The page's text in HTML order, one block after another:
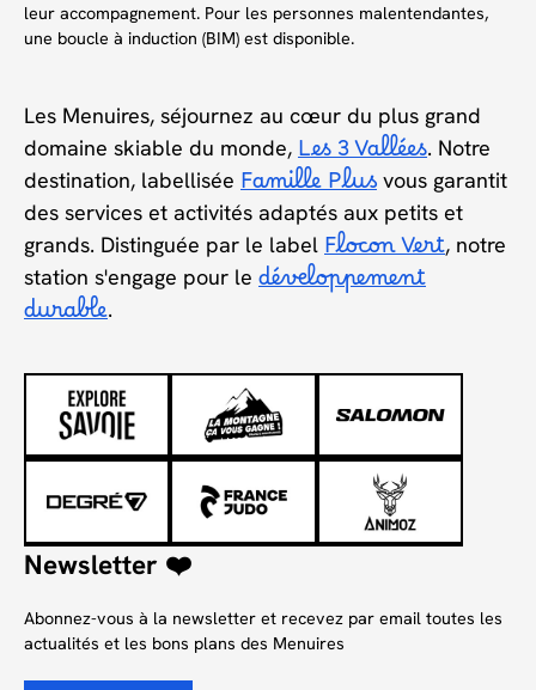
leur accompagnement. Pour les personnes malentendantes,
une boucle à induction (BIM) est disponible.
Les Menuires, séjournez au cœur du plus grand
domaine skiable du monde, Les 3 Vallées. Notre
destination, labellisée Famille Plus vous garantit
des services et activités adaptés aux petits et
grands. Distinguée par le label Flocon Vert, notre
station s'engage pour le développement
durable.
Newsletter ❤️
Abonnez-vous à la newsletter et recevez par email toutes les
actualités et les bons plans des Menuires